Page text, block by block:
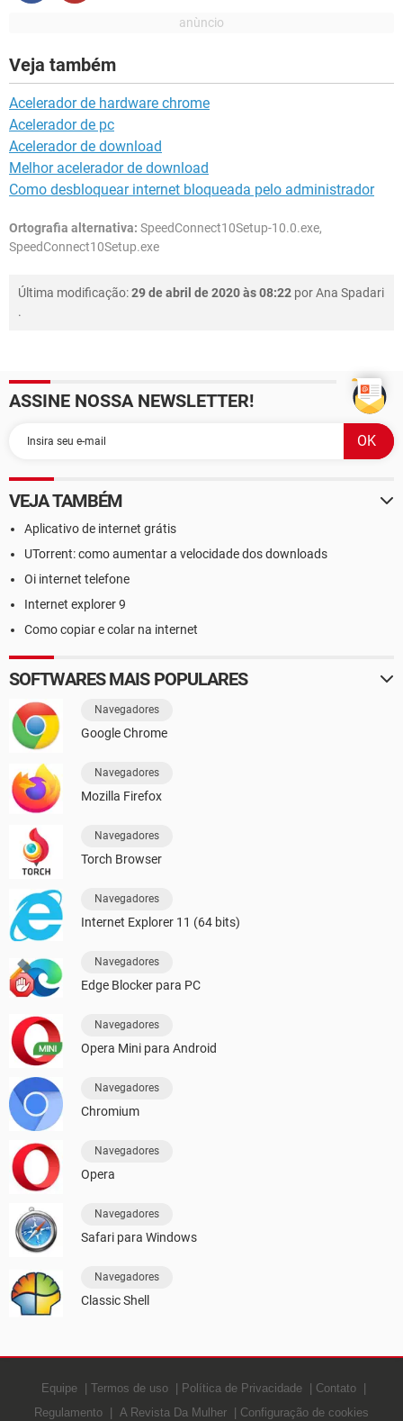
Veja também
Acelerador de hardware chrome
Acelerador de pc
Acelerador de download
Melhor acelerador de download
Como desbloquear internet bloqueada pelo administrador
Ortografia alternativa: SpeedConnect10Setup-10.0.exe,
SpeedConnect10Setup.exe
Última modificação:29 de abril de 2020 às 08:22 porAna Spadari
.
ASSINE NOSSA NEWSLETTER!
VEJA TAMBÉM
Aplicativo de internet grátis
UTorrent: como aumentar a velocidade dos downloads
Oi internet telefone
Internet explorer 9
Como copiar e colar na internet
SOFTWARES MAIS POPULARES
Navegadores
Google Chrome
Navegadores
Mozilla Firefox
Navegadores
Torch Browser
Navegadores
Internet Explorer 11 (64 bits)
Navegadores
Edge Blocker para PC
Navegadores
Opera Mini para Android
Navegadores
Chromium
Navegadores
Opera
Navegadores
Safari para Windows
Navegadores
Classic Shell
Equipe Termos de uso Política de Privacidade
Contato
Regulamento
A Revista Da Mulher Configuração de cookies